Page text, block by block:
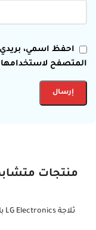
احفظ اسمي، بريدي
المتصفح لاستخدامها
منتجات
-42%